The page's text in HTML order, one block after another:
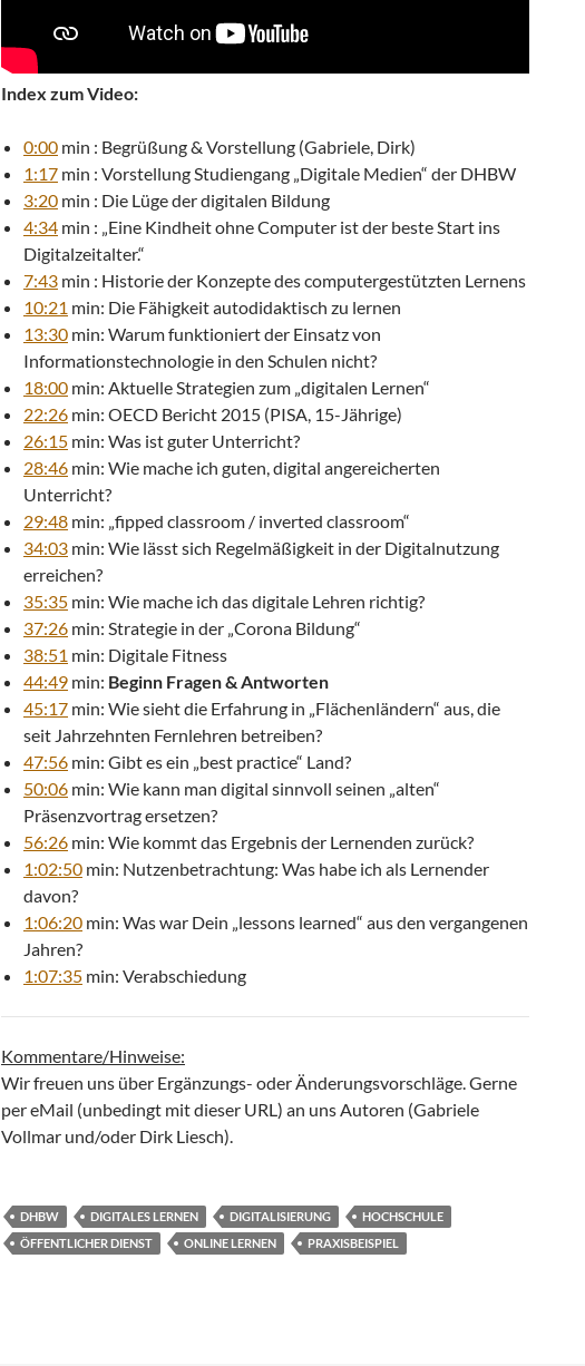
Index zum Video:
0:00 min : Begrüßung & Vorstellung (Gabriele, Dirk)
1:17 min : Vorstellung Studiengang „Digitale Medien“ der DHBW
3:20 min : Die Lüge der digitalen Bildung
4:34 min : „Eine Kindheit ohne Computer ist der beste Start ins
Digitalzeitalter.“
7:43 min : Historie der Konzepte des computergestützten Lernens
10:21 min: Die Fähigkeit autodidaktisch zu lernen
13:30 min: Warum funktioniert der Einsatz von
Informationstechnologie in den Schulen nicht?
18:00 min: Aktuelle Strategien zum „digitalen Lernen“
22:26 min: OECD Bericht 2015 (PISA, 15-Jährige)
26:15 min: Was ist guter Unterricht?
28:46 min: Wie mache ich guten, digital angereicherten
Unterricht?
29:48 min: „fipped classroom / inverted classroom“
34:03 min: Wie lässt sich Regelmäßigkeit in der Digitalnutzung
erreichen?
35:35 min: Wie mache ich das digitale Lehren richtig?
37:26 min: Strategie in der „Corona Bildung“
38:51 min: Digitale Fitness
44:49 min: Beginn Fragen & Antworten
45:17 min: Wie sieht die Erfahrung in „Flächenländern“ aus, die
seit Jahrzehnten Fernlehren betreiben?
47:56 min: Gibt es ein „best practice“ Land?
50:06 min: Wie kann man digital sinnvoll seinen „alten“
Präsenzvortrag ersetzen?
56:26 min: Wie kommt das Ergebnis der Lernenden zurück?
1:02:50 min: Nutzenbetrachtung: Was habe ich als Lernender
davon?
1:06:20 min: Was war Dein „lessons learned“ aus den vergangenen
Jahren?
1:07:35 min: Verabschiedung
Kommentare/Hinweise:
Wir freuen uns über Ergänzungs- oder Änderungsvorschläge. Gerne
per eMail (unbedingt mit dieser URL) an uns Autoren (Gabriele
Vollmar und/oder Dirk Liesch).
DHBW DIGITALES LERNEN DIGITALISIERUNG
HOCHSCHULE
ÖFFENTLICHER DIENST
ONLINE LERNEN PRAXISBEISPIEL